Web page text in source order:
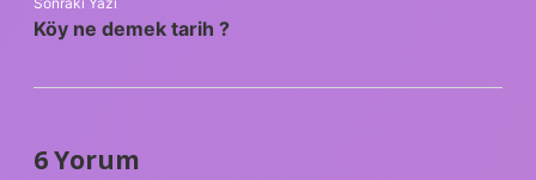
Köy ne demek tarih ?
6 Yorum